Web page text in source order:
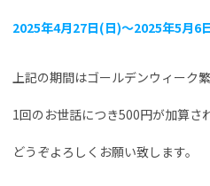
2025年4月27日(日)～2025年5月6
上記の期間はゴールデンウィーク
1回のお世話につき500円が加算さ
どうぞよろしくお願い致します。